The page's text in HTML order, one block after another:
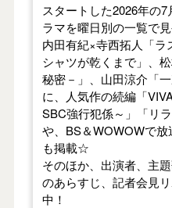
スタートした2026年の
ラマを曜日別の一覧で
内田有紀×寺西拓人「
シャツが乾くまで」、
秘密－」、山田涼介「
に、人気作の続編「
SBC強行犯係～」「リ
や、BS＆WOWOWで
も掲載☆
そのほか、出演者、主
のあらすじ、記者会見
中！